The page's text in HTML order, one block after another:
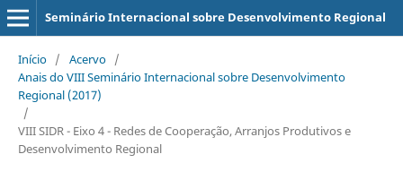
Seminário Internacional sobre Desenvolvimento Regional
Início / Acervo /
Anais do VIII Seminário Internacional sobre Desenvolvimento
Regional (2017)
/
VIII SIDR - Eixo 4 - Redes de Cooperação, Arranjos Produtivos e
Desenvolvimento Regional